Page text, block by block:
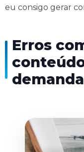
eu consigo gerar
Erros
demanda